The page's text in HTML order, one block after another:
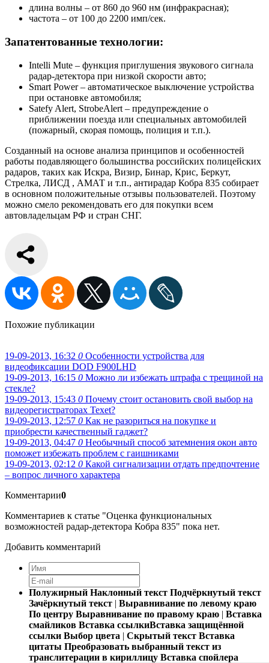
длина волны – от 860 до 960 нм (инфракрасная);
частота – от 100 до 2200 имп/сек.
Запатентованные технологии:
Intelli Mute – функция приглушения звукового сигнала
радар-детектора при низкой скорости авто;
Smart Power – автоматическое выключение устройства
при остановке автомобиля;
Satefy Alert, StrobeAlert – предупреждение о
приближении поезда или специальных автомобилей
(пожарный, скорая помощь, полиция и т.п.).
Созданный на основе анализа принципов и особенностей
работы подавляющего большинства российских полицейских
радаров, таких как Искра, Визир, Бинар, Крис, Беркут,
Стрелка, ЛИСД , АМАТ и т.п., антирадар Кобра 835 собирает
в основном положительные отзывы пользователей. Поэтому
можно смело рекомендовать его для покупки всем
автовладельцам РФ и стран СНГ.
Похожие публикации
19-09-2013, 16:32 0 Особенности устройства для
видеофиксации DOD F900LHD
19-09-2013, 16:15 0 Можно ли избежать штрафа с трещиной на
стекле?
19-09-2013, 15:43 0 Почему стоит остановить свой выбор на
видеорегистраторах Texet?
19-09-2013, 12:57 0 Как не разориться на покупке и
приобрести качественный гаджет?
19-09-2013, 04:47 0 Необычный способ затемнения окон авто
поможет избежать проблем с гаишниками
19-09-2013, 02:12 0 Какой сигнализации отдать предпочтение
– вопрос личного характера
Комментарии0
Комментариев к статье "Оценка функциональных
возможностей радар-детектора Кобра 835" пока нет.
Добавить комментарий
Полужирный Наклонный текст Подчёркнутый текст
Зачёркнутый текст | Выравнивание по левому краю
По центру Выравнивание по правому краю | Вставка
смайликов Вставка ссылкиВставка защищённой
ссылки Выбор цвета | Скрытый текст Вставка
цитаты Преобразовать выбранный текст из
транслитерации в кириллицу Вставка спойлера